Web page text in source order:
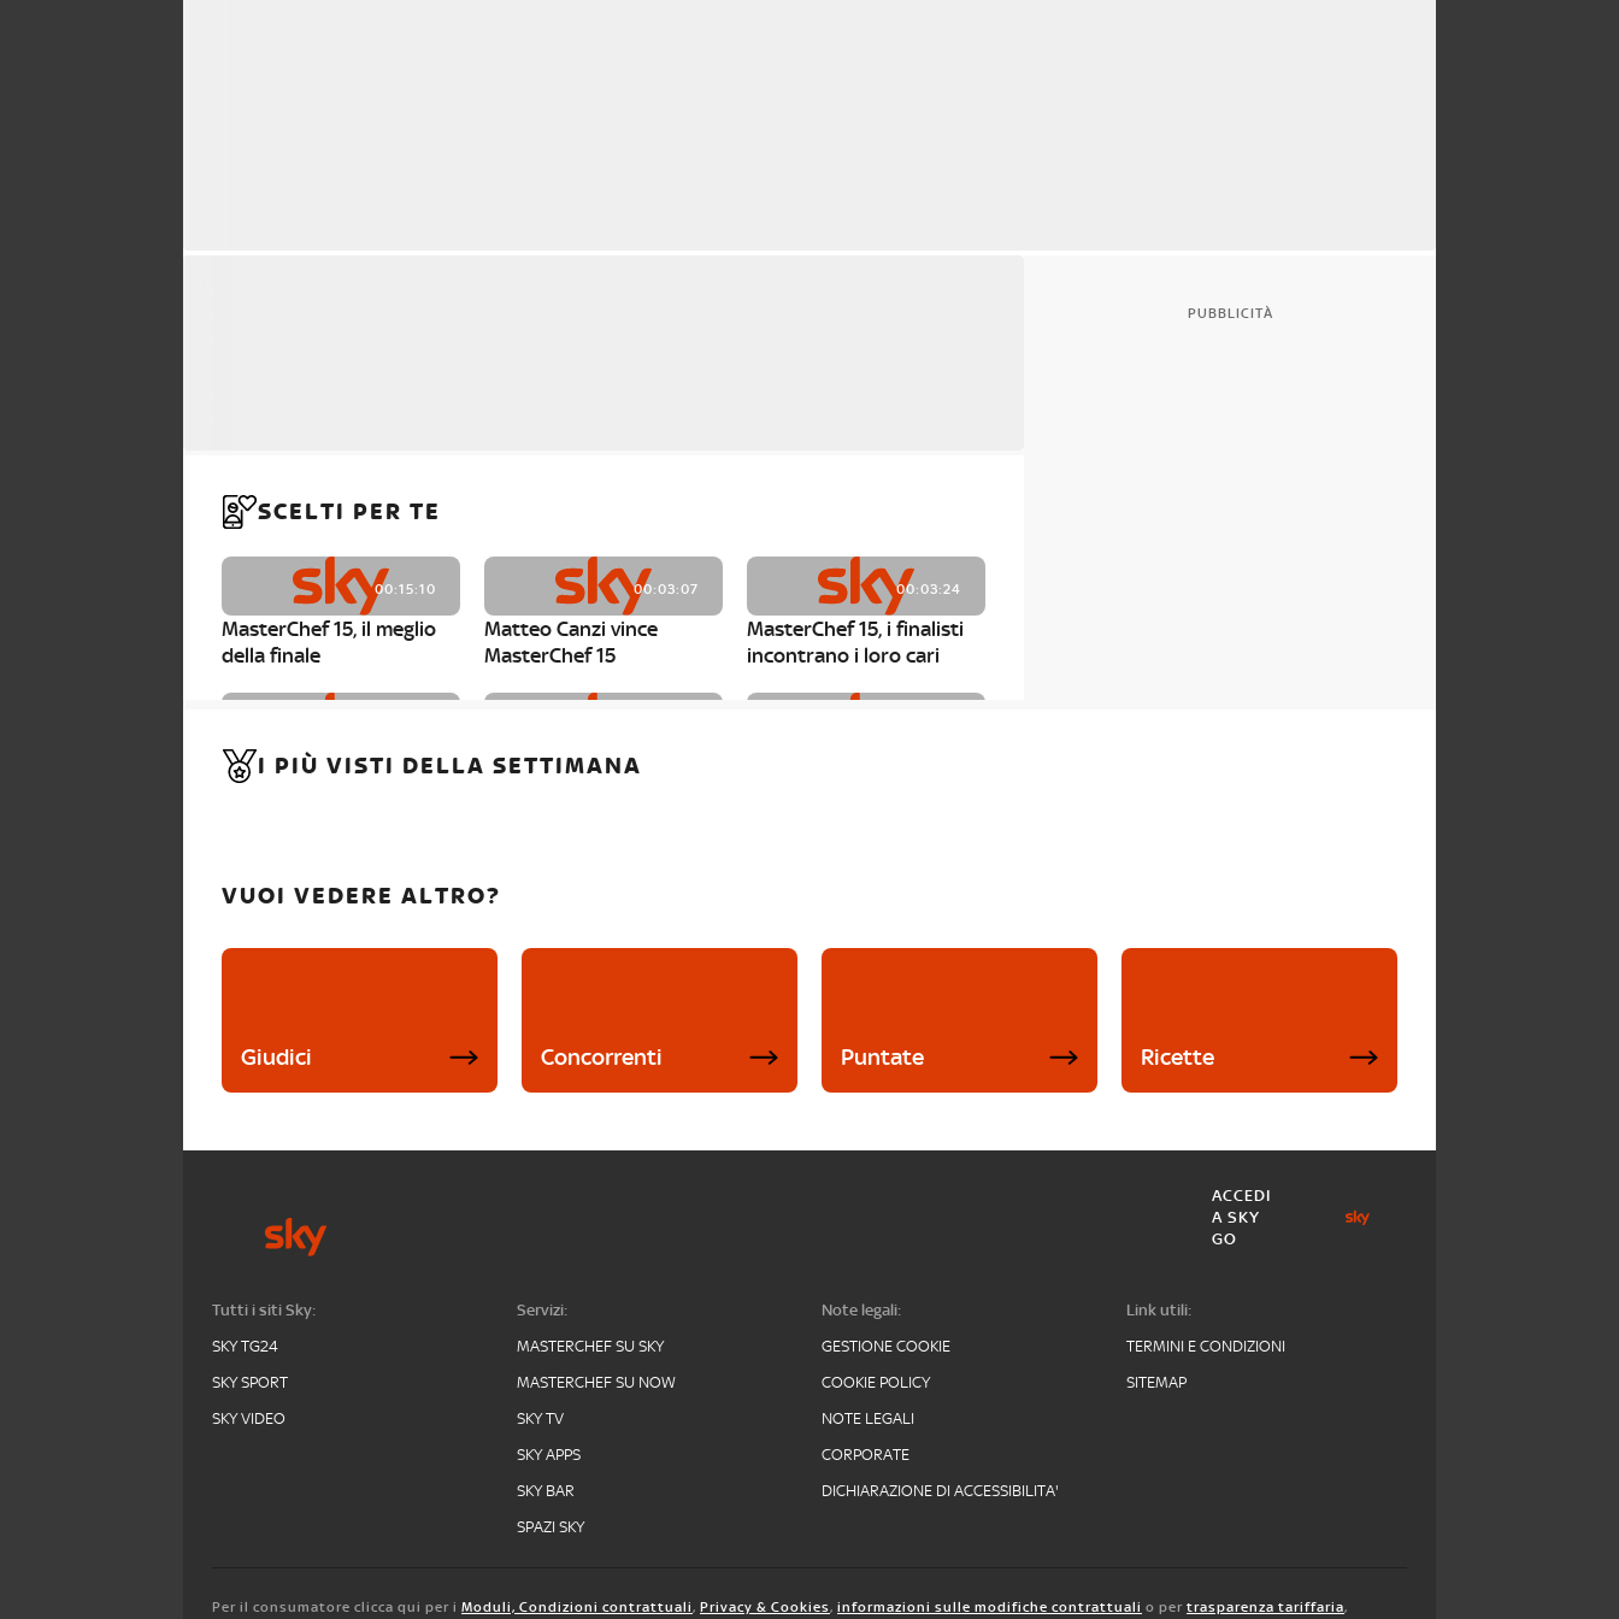
SCELTI PER TE
00:15:10
MasterChef 15, il meglio
della finale
00:03:07
Matteo Canzi vince
MasterChef 15
00:03:24
MasterChef 15, i finalisti
incontrano i loro cari
MasterChef 15, Carlotta è
MasterChef 15, Matteo
PUBBLICITÀ
I PIÙ VISTI DELLA SETTIMANA
VUOI VEDERE ALTRO?
Giudici Concorrenti Puntate Ricette
ACCEDI
A SKY
GO
Tutti i siti Sky:
SKY TG24
SKY SPORT
SKY VIDEO
Servizi:
MASTERCHEF SU SKY
MASTERCHEF SU NOW
SKY TV
SKY APPS
SKY BAR
SPAZI SKY
Note legali:
GESTIONE COOKIE
COOKIE POLICY
NOTE LEGALI
CORPORATE
DICHIARAZIONE DI ACCESSIBILITA'
Link utili:
TERMINI E CONDIZIONI
SITEMAP
Per il consumatore clicca qui per i Moduli, Condizioni contrattuali, Privacy & Cookies, informazioni sulle modifiche contrattuali o per trasparenza tariffaria,